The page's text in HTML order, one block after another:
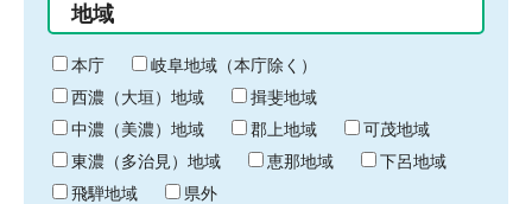
り
終
わ
り
地域
本庁
岐阜地域（本庁除く）
西濃（大垣）地域
揖斐地域
中濃（美濃）地域
郡上地域
可茂地域
東濃（多治見）地域
恵那地域
下呂地域
飛騨地域
県外